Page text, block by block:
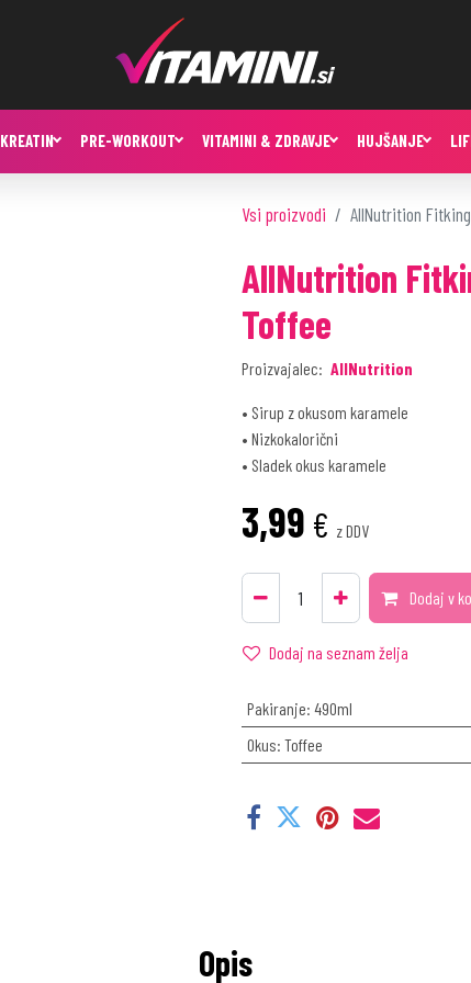
KREATIN PRE-WORKOUT VITAMINI & ZDRAVJE HUJŠANJE
Vsi proizvodi AllNutrition
AllNutrition
Toffee
Proizvajalec: AllNutrition
• Sirup z okusom karamele
• Nizkokalorični
• Sladek okus karamele
3,99 € z DDV
Dodaj v
Dodaj na seznam želja
Pakiranje: 490ml
Okus: Toffee
Opis